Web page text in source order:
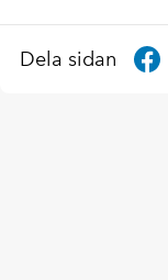
Dela sidan